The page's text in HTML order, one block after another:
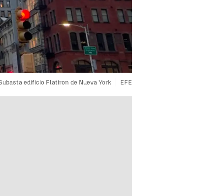
edificio Flatiron de Nueva York EFE